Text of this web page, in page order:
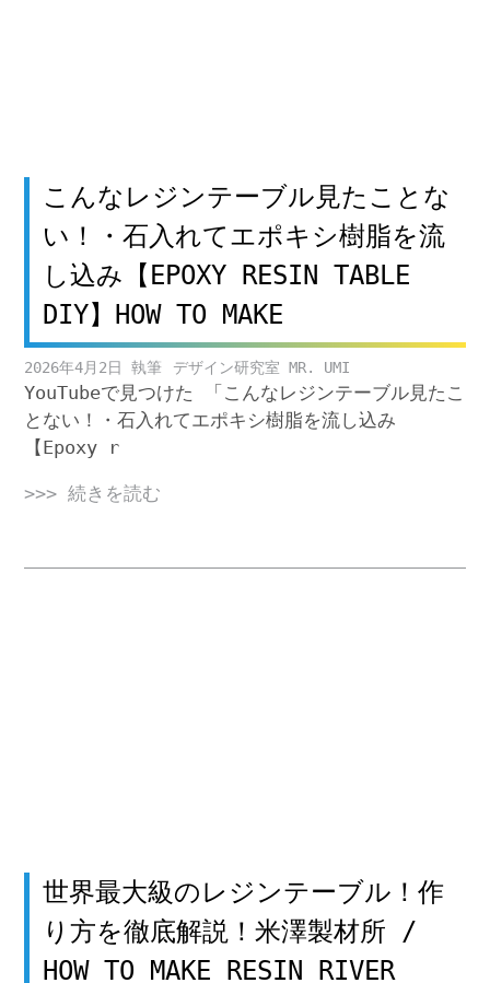
こんなレジンテーブル見たことな
い！・石入れてエポキシ樹脂を流
し込み【EPOXY RESIN TABLE
DIY】HOW TO MAKE
2026年4月2日 デザイン研究室 MR. UMI
YouTubeで見つけた 「こんなレジンテーブル見たこ
とない！・石入れてエポキシ樹脂を流し込み
【Epoxy r
>>> 続きを読む
世界最大級のレジンテーブル！作
り方を徹底解説！米澤製材所 /
HOW TO MAKE RESIN RIVER